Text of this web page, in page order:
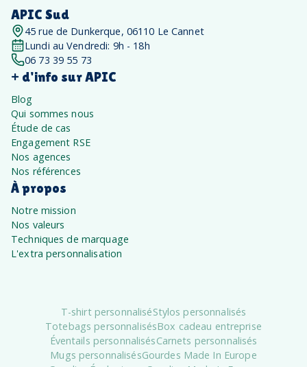
APIC Sud
45 rue de Dunkerque, 06110 Le Cannet
Lundi au Vendredi: 9h - 18h
06 73 39 55 73
+ d'info sur APIC
Blog
Qui sommes nous
Étude de cas
Engagement RSE
Nos agences
Nos références
À propos
Notre mission
Nos valeurs
Techniques de marquage
L'extra personnalisation
T-shirt personnaliséStylos personnalisés
Totebags personnalisésBox cadeau entreprise
Éventails personnalisésCarnets personnalisés
Mugs personnalisésGourdes Made In Europe